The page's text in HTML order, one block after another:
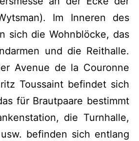
Im Inneren des
sich die Wohnblöcke, das
und die Reithalle.
Avenue de la Couronne
Toussaint befindet sich
für Brautpaare bestimmt
die Turnhalle,
befinden sich entlang